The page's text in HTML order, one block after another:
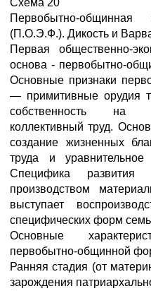
Схема 20
Первобытно-общинная
(П.О.Э.Ф.). Дикость и
Первая общественно-
основа - первобытно-
Основные признаки
— примитивные орудия
собственность на
коллективный труд.
создание жизненных
труда и уравнительное
Специфика
производством
выступает
специфических форм
Основные
первобытно-общинной
Ранняя стадия (от
зарождения